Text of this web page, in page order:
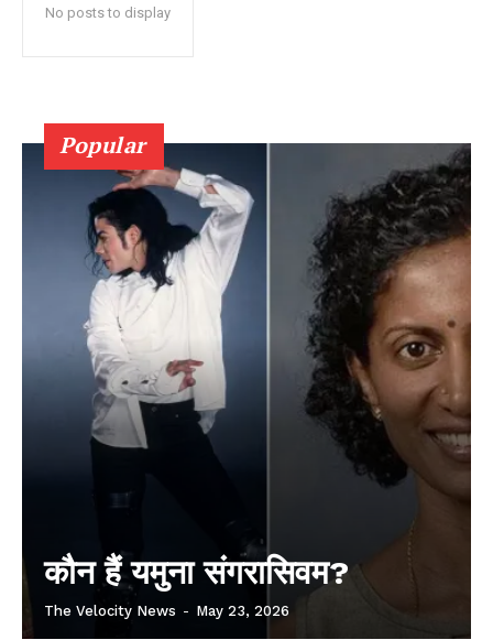
No posts to display
Popular
कौन हैं यमुना संगरासिवम?
The Velocity News - May 23, 2026